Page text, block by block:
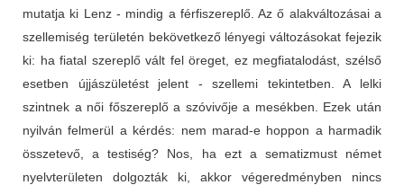
mutatja ki Lenz - mindig a férfiszereplő. Az ő alakváltozásai a
szellemiség területén bekövetkező lényegi változásokat fejezik
ki: ha fiatal szereplő vált fel öreget, ez megfiatalodást, szélső
esetben újjászületést jelent - szellemi tekintetben. A lelki
szintnek a női főszereplő a szóvivője a mesékben. Ezek után
nyilván felmerül a kérdés: nem marad-e hoppon a harmadik
összetevő, a testiség? Nos, ha ezt a sematizmust német
nyelvterületen dolgozták ki, akkor végeredményben nincs